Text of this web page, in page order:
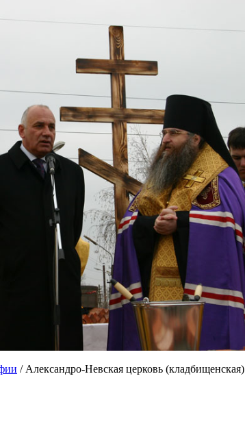
/ Александро-Невская церковь (кладбищенская)